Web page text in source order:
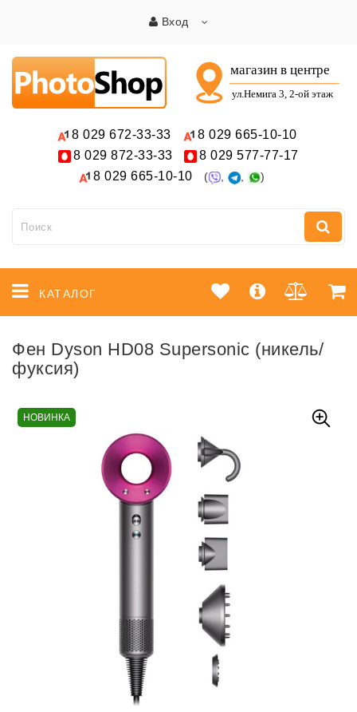
Вход
8 029 672-33-33 8 029 665-10-10
8 029 872-33-33 8 029 577-77-17
8 029 665-10-10 ( , , )
КАТАЛОГ
Фен Dyson HD08 Supersonic (никель/
фуксия)
НОВИНКА